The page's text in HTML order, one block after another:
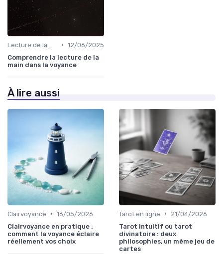
• 12/06/2025
Comprendre la lecture de la
main dans la voyance
À lire aussi
Clairvoyance • 16/05/2026
Clairvoyance en pratique :
comment la voyance éclaire
réellement vos choix
Tarot en ligne •
21/04/2026
Tarot intuitif ou tarot
divinatoire : deux
philosophies, un même jeu de
cartes